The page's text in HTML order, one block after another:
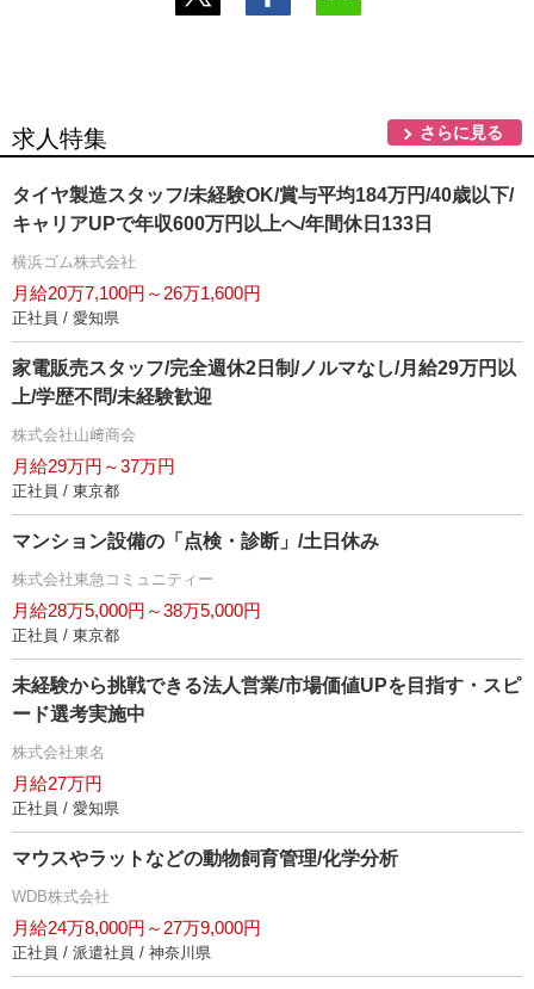
求人特集 さらに見る
タイヤ製造スタッフ/未経験OK/賞与平均184万円/40歳以下/
キャリアUPで年収600万円以上へ/年間休日133日
横浜ゴム株式会社
月給20万7,100円～26万1,600円
正社員 / 愛知県
家電販売スタッフ/完全週休2日制/ノルマなし/月給29万円以
上/学歴不問/未経験歓迎
株式会社山﨑商会
月給29万円～37万円
正社員 / 東京都
マンション設備の「点検・診断」/土日休み
株式会社東急コミュニティー
月給28万5,000円～38万5,000円
正社員 / 東京都
未経験から挑戦できる法人営業/市場価値UPを目指す・スピ
ード選考実施中
株式会社東名
月給27万円
正社員 / 愛知県
マウスやラットなどの動物飼育管理/化学分析
WDB株式会社
月給24万8,000円～27万9,000円
正社員 / 派遣社員 / 神奈川県